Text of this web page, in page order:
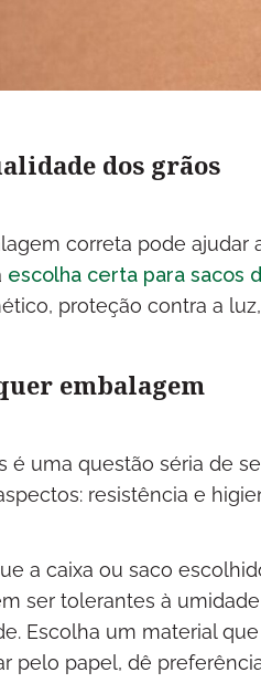
dos grãos
correta pode ajudar
escolha certa para sacos
proteção contra a
embalagem
é uma questão séria de
resistência e
a caixa ou saco
ser tolerantes à
Escolha um material
pelo papel, dê